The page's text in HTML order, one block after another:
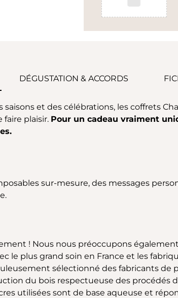
DÉGUSTATION & ACCORDS
et des célébrations, les coffrets
faire plaisir. Pour un cadeau vraiment
sur-mesure, des messages
! Nous nous préoccupons
le plus grand soin en France et les
sélectionné des fabricants de
du bois respectueuse des procédés
utilisées sont de base aqueuse et